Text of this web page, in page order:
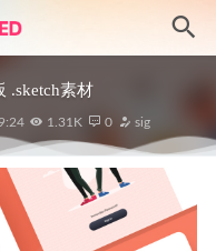
.sketch素材
1.31K 0 sig